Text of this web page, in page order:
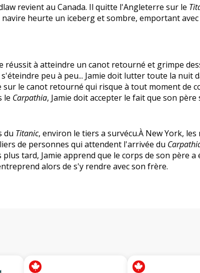
revient au Canada. Il quitte l'Angleterre sur le
heurte un iceberg et sombre, emportant avec
réussit à atteindre un canot retourné et grimpe
peu à peu... Jamie doit lutter toute la nuit
le canot retourné qui risque à tout moment de
le Carpathia, Jamie doit accepter le fait que son père
du Titanic, environ le tiers a survécu.À New York, les
de personnes qui attendent l'arrivée du
plus tard, Jamie apprend que le corps de son père
alors de s'y rendre avec son frère.